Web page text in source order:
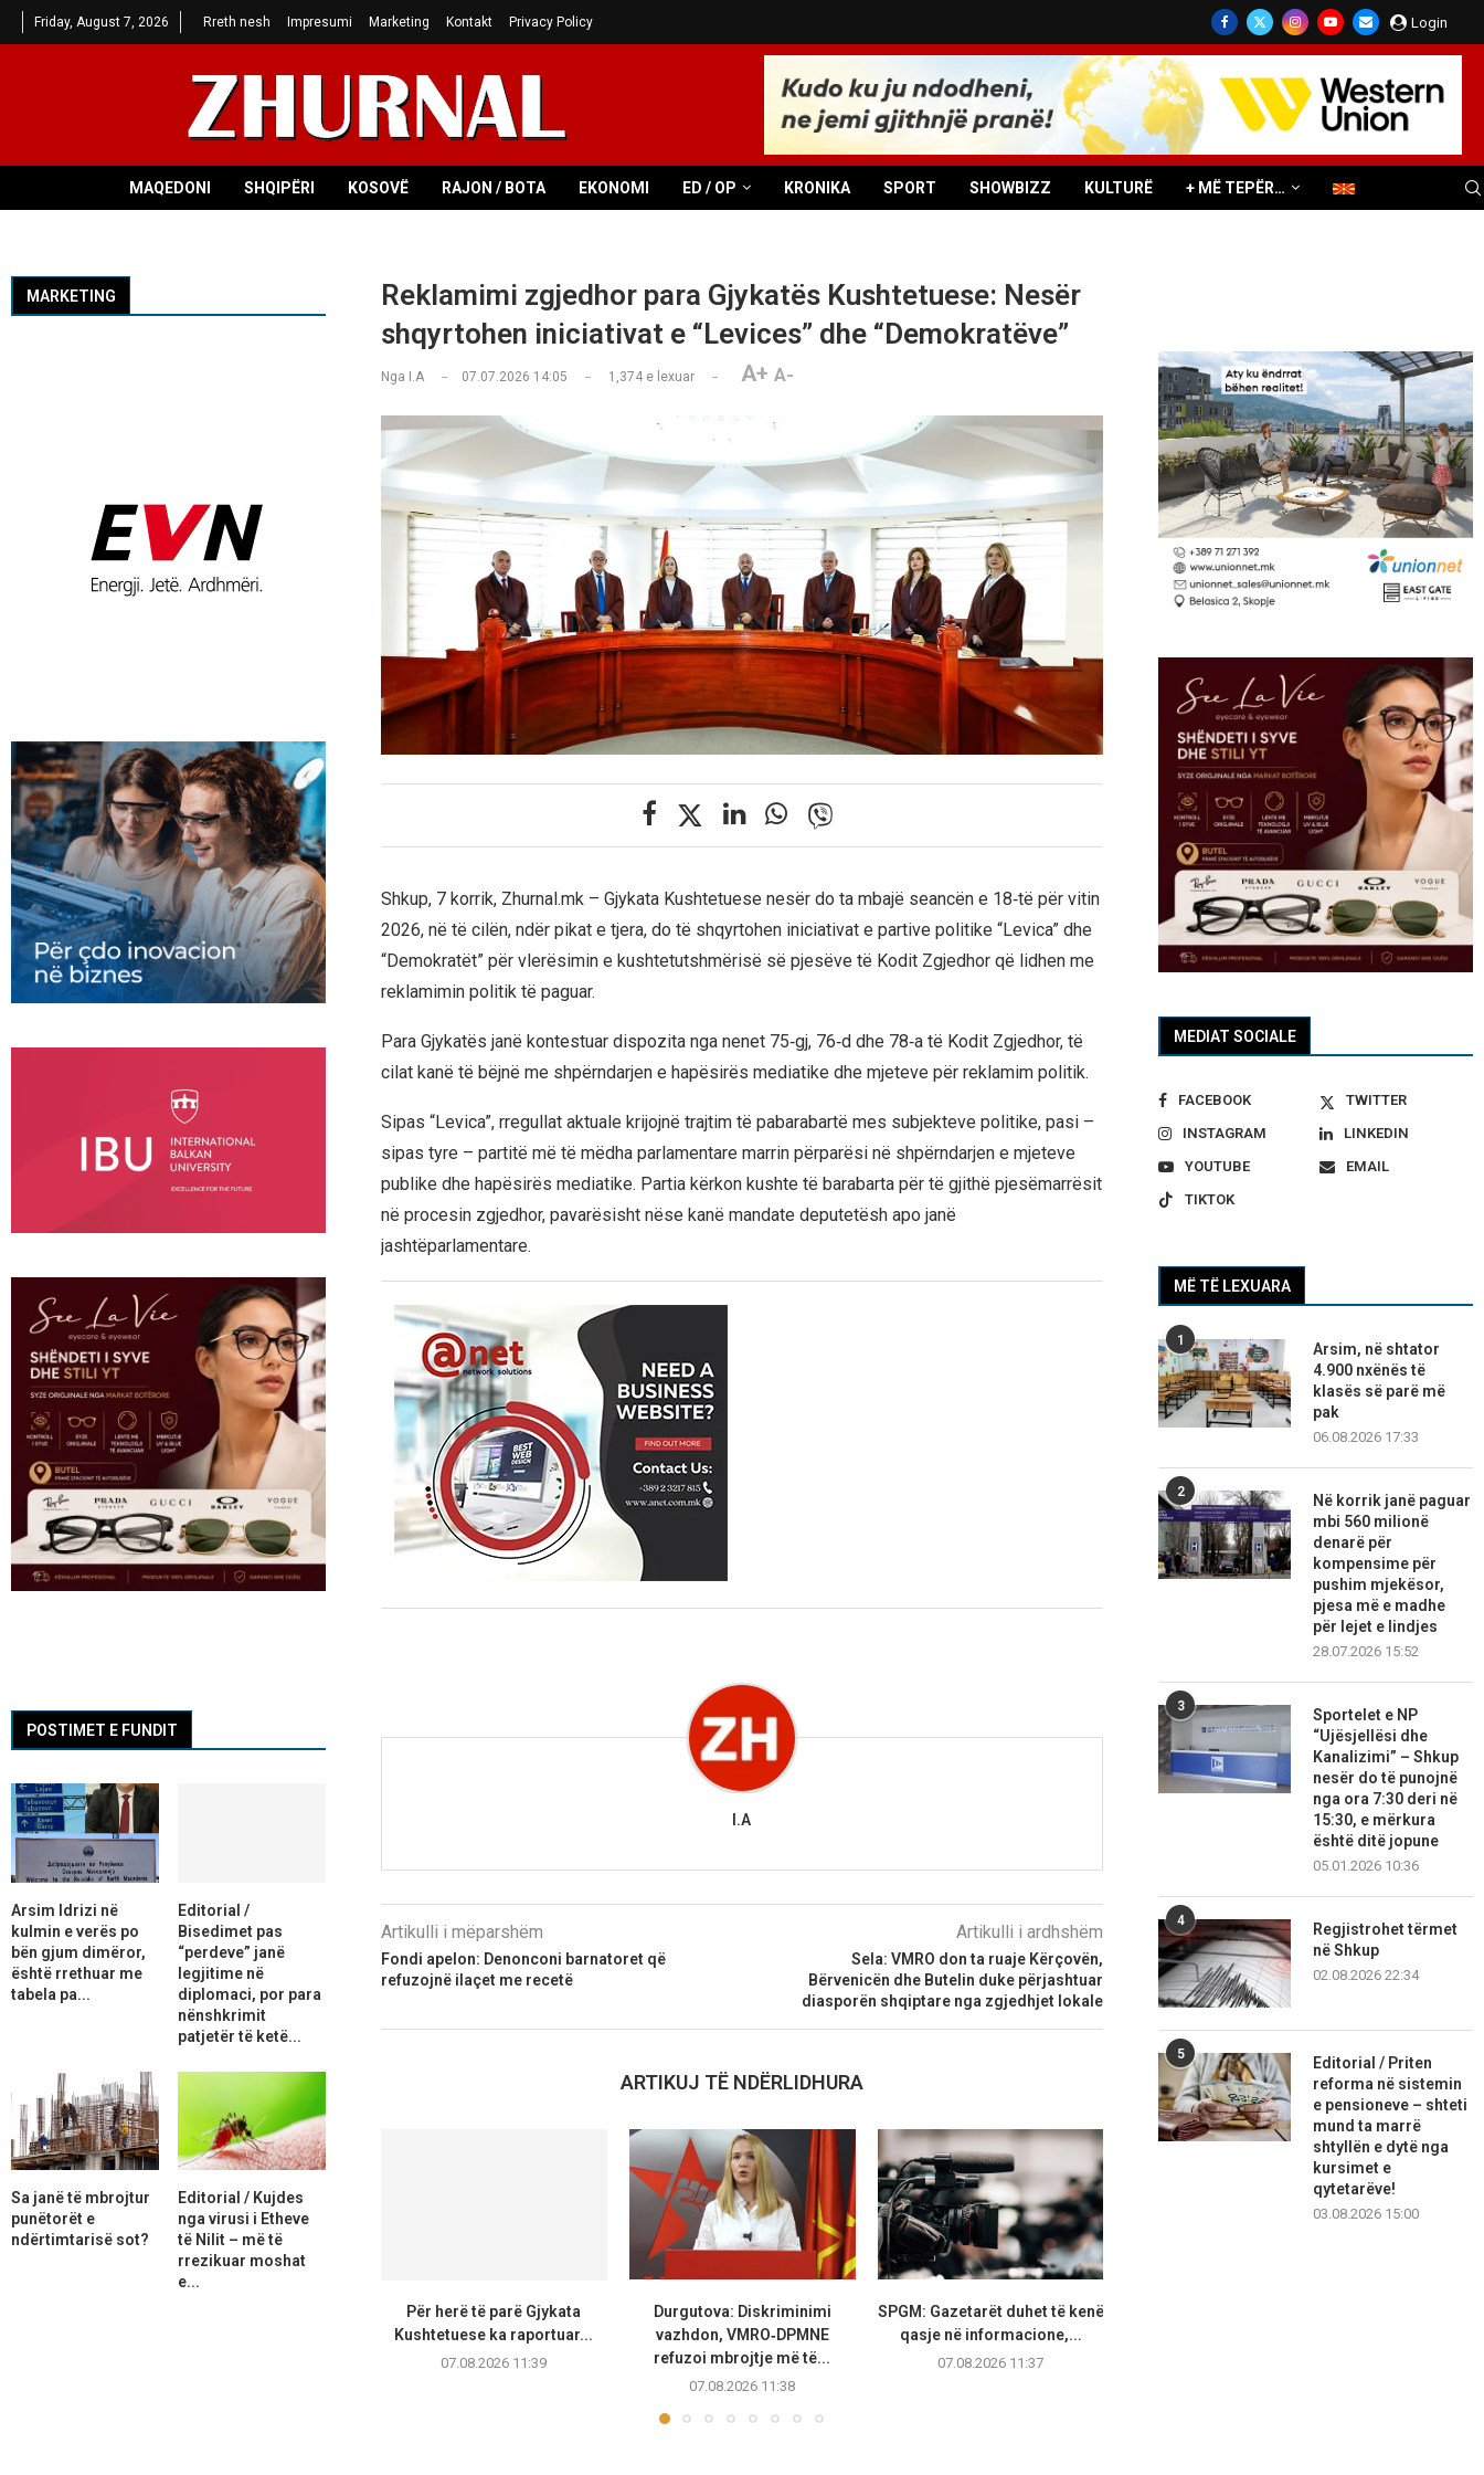
Friday, August 7, 2026 Rreth nesh Impresumi Marketing Kontakt Privacy Policy Login
MAQEDONI SHQIPËRI KOSOVË RAJON / BOTA EKONOMI ED / OP KRONIKA SPORT SHOWBIZZ KULTURË + MË TEPËR…
Reklamimi zgjedhor para Gjykatës Kushtetuese: Nesër
shqyrtohen iniciativat e “Levices” dhe “Demokratëve”
Nga I.A 07.07.2026 14:05 1,374e lexuar A+ A-
Shkup, 7 korrik, Zhurnal.mk – Gjykata Kushtetuese nesër do ta mbajë seancën e 18‑të për vitin
2026, në të cilën, ndër pikat e tjera, do të shqyrtohen iniciativat e partive politike “Levica” dhe
“Demokratët” për vlerësimin e kushtetutshmërisë së pjesëve të Kodit Zgjedhor që lidhen me
reklamimin politik të paguar.
Para Gjykatës janë kontestuar dispozita nga nenet 75‑gj, 76‑d dhe 78‑a të Kodit Zgjedhor, të
cilat kanë të bëjnë me shpërndarjen e hapësirës mediatike dhe mjeteve për reklamim politik.
Sipas “Levica”, rregullat aktuale krijojnë trajtim të pabarabartë mes subjekteve politike, pasi –
sipas tyre – partitë më të mëdha parlamentare marrin përparësi në shpërndarjen e mjeteve
publike dhe hapësirës mediatike. Partia kërkon kushte të barabarta për të gjithë pjesëmarrësit
në procesin zgjedhor, pavarësisht nëse kanë mandate deputetësh apo janë
jashtëparlamentare.
I.A
Artikulli i mëparshëm
Fondi apelon: Denonconi barnatoret që
refuzojnë ilaçet me recetë
Artikulli i ardhshëm
Sela: VMRO don ta ruaje Kërçovën,
Bërvenicën dhe Butelin duke përjashtuar
diasporën shqiptare nga zgjedhjet lokale
ARTIKUJ TË NDËRLIDHURA
Për herë të parë Gjykata
Kushtetuese ka raportuar...
07.08.2026 11:39
Durgutova: Diskriminimi
vazhdon, VMRO‑DPMNE
refuzoi mbrojtje më të...
07.08.2026 11:38
SPGM: Gazetarët duhet të kenë
qasje në informacione,...
07.08.2026 11:37
MEDIAT SOCIALE
FACEBOOK
TWITTER
INSTAGRAM
LINKEDIN
YOUTUBE
EMAIL
TIKTOK
MË TË LEXUARA
1
Arsim, në shtator
4.900 nxënës të
klasës së parë më
pak
06.08.2026 17:33
2
Në korrik janë paguar
mbi 560 milionë
denarë për
kompensime për
pushim mjekësor,
pjesa më e madhe
për lejet e lindjes
28.07.2026 15:52
3
Sportelet e NP
“Ujësjellësi dhe
Kanalizimi” – Shkup
nesër do të punojnë
nga ora 7:30 deri në
15:30, e mërkura
është ditë jopune
05.01.2026 10:36
4
Regjistrohet tërmet
në Shkup
02.08.2026 22:34
5
Editorial / Priten
reforma në sistemin
e pensioneve – shteti
mund ta marrë
shtyllën e dytë nga
kursimet e
qytetarëve!
03.08.2026 15:00
MARKETING
POSTIMET E FUNDIT
Arsim Idrizi në
kulmin e verës po
bën gjum dimëror,
është rrethuar me
tabela pa...
Editorial /
Bisedimet pas
“perdeve” janë
legjitime në
diplomaci, por para
nënshkrimit
patjetër të ketë...
Sa janë të mbrojtur
punëtorët e
ndërtimtarisë sot?
Editorial / Kujdes
nga virusi i Etheve
të Nilit – më të
rrezikuar moshat
e...